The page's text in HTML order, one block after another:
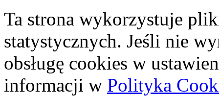
Ta strona wykorzystuje
statystycznych. Jeśli nie
obsługę cookies w
informacji w Polityka